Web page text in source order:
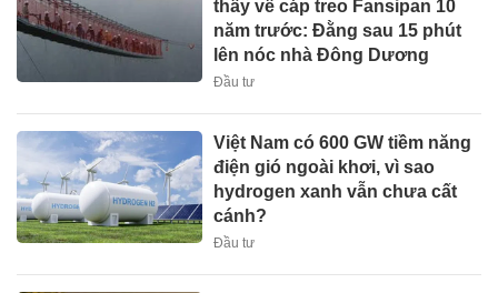
thấy về cáp treo Fansipan 10
năm trước: Đằng sau 15 phút
lên nóc nhà Đông Dương
Đầu tư
Việt Nam có 600 GW tiềm năng
điện gió ngoài khơi, vì sao
hydrogen xanh vẫn chưa cất
cánh?
Đầu tư